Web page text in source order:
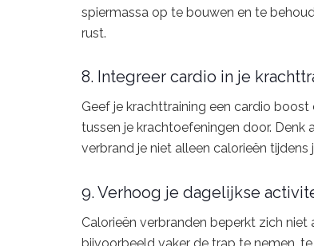
spiermassa op te bouwen en te
rust.
8. Integreer cardio in je
Geef je krachttraining een cardio
tussen je krachtoefeningen door. Denk
verbrand je niet alleen calorieën
9. Verhoog je dagelijkse
Calorieën verbranden beperkt zich